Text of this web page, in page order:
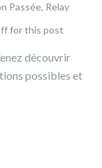
Passée, Relay
for this post
découvrir
possibles et